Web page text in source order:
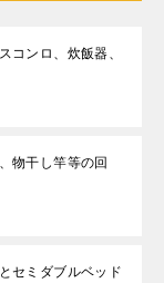
コンロ、炊飯器、
物干し竿等の回
セミダブルベッド